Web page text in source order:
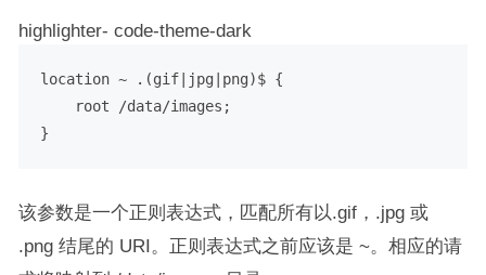
highlighter- code-theme-dark
location ~ .(gif|jpg|png)$ {
该参数是一个正则表达式，匹配所有以.gif，.jpg 或
.png 结尾的 URI。正则表达式之前应该是 ~。相应的请